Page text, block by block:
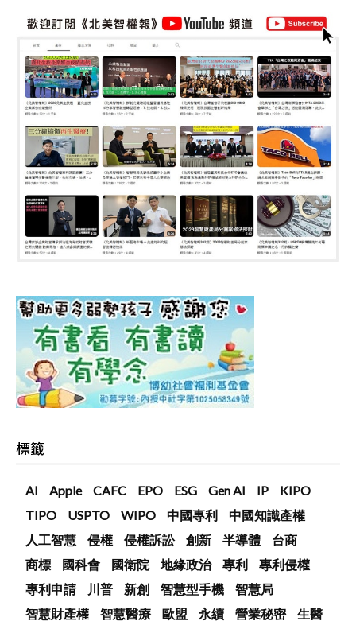
標籤
AI Apple CAFC EPO ESG Gen AI IP
KIPO
TIPO
USPTO WIPO 中國專利
中國知識產權
人工智慧
侵權 侵權訴訟 創新 半導體
台商
商標
國科會 國衛院 地緣政治 專利
專利侵權
專利申請
川普 新創 智慧型手機
智慧局
智慧財產權
智慧醫療 歐盟 永續 營業秘密
生醫